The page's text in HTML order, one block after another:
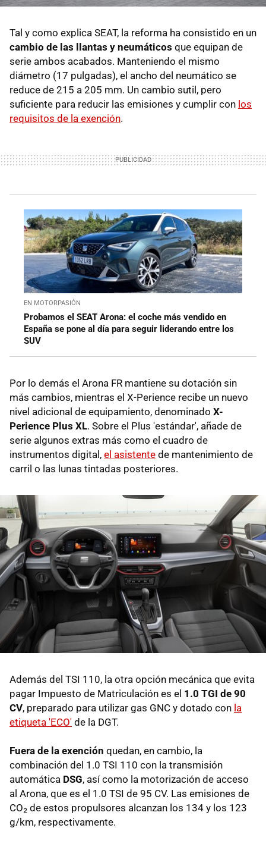
Tal y como explica SEAT, la reforma ha consistido en un
cambio de las llantas y neumáticos que equipan de
serie ambos acabados. Manteniendo el mismo
diámetro (17 pulgadas), el ancho del neumático se
reduce de 215 a 205 mm. Un cambio sutil, pero
suficiente para reducir las emisiones y cumplir con los
requisitos de la exención.
EN MOTORPASIÓN
Probamos el SEAT Arona: el coche más vendido en
España se pone al día para seguir liderando entre los
SUV
Por lo demás el Arona FR mantiene su dotación sin
más cambios, mientras el X-Perience recibe un nuevo
nivel adicional de equipamiento, denominado X-
Perience Plus XL. Sobre el Plus 'estándar', añade de
serie algunos extras más como el cuadro de
instrumentos digital, el asistente de mantenimiento de
carril o las lunas tintadas posteriores.
Además del TSI 110, la otra opción mecánica que evita
pagar Impuesto de Matriculación es el 1.0 TGI de 90
CV, preparado para utilizar gas GNC y dotado con la
etiqueta 'ECO' de la DGT.
Fuera de la exención quedan, en cambio, la
combinación del 1.0 TSI 110 con la transmisión
automática DSG, así como la motorización de acceso
al Arona, que es el 1.0 TSI de 95 CV. Las emisiones de
CO₂ de estos propulsores alcanzan los 134 y los 123
g/km, respectivamente.